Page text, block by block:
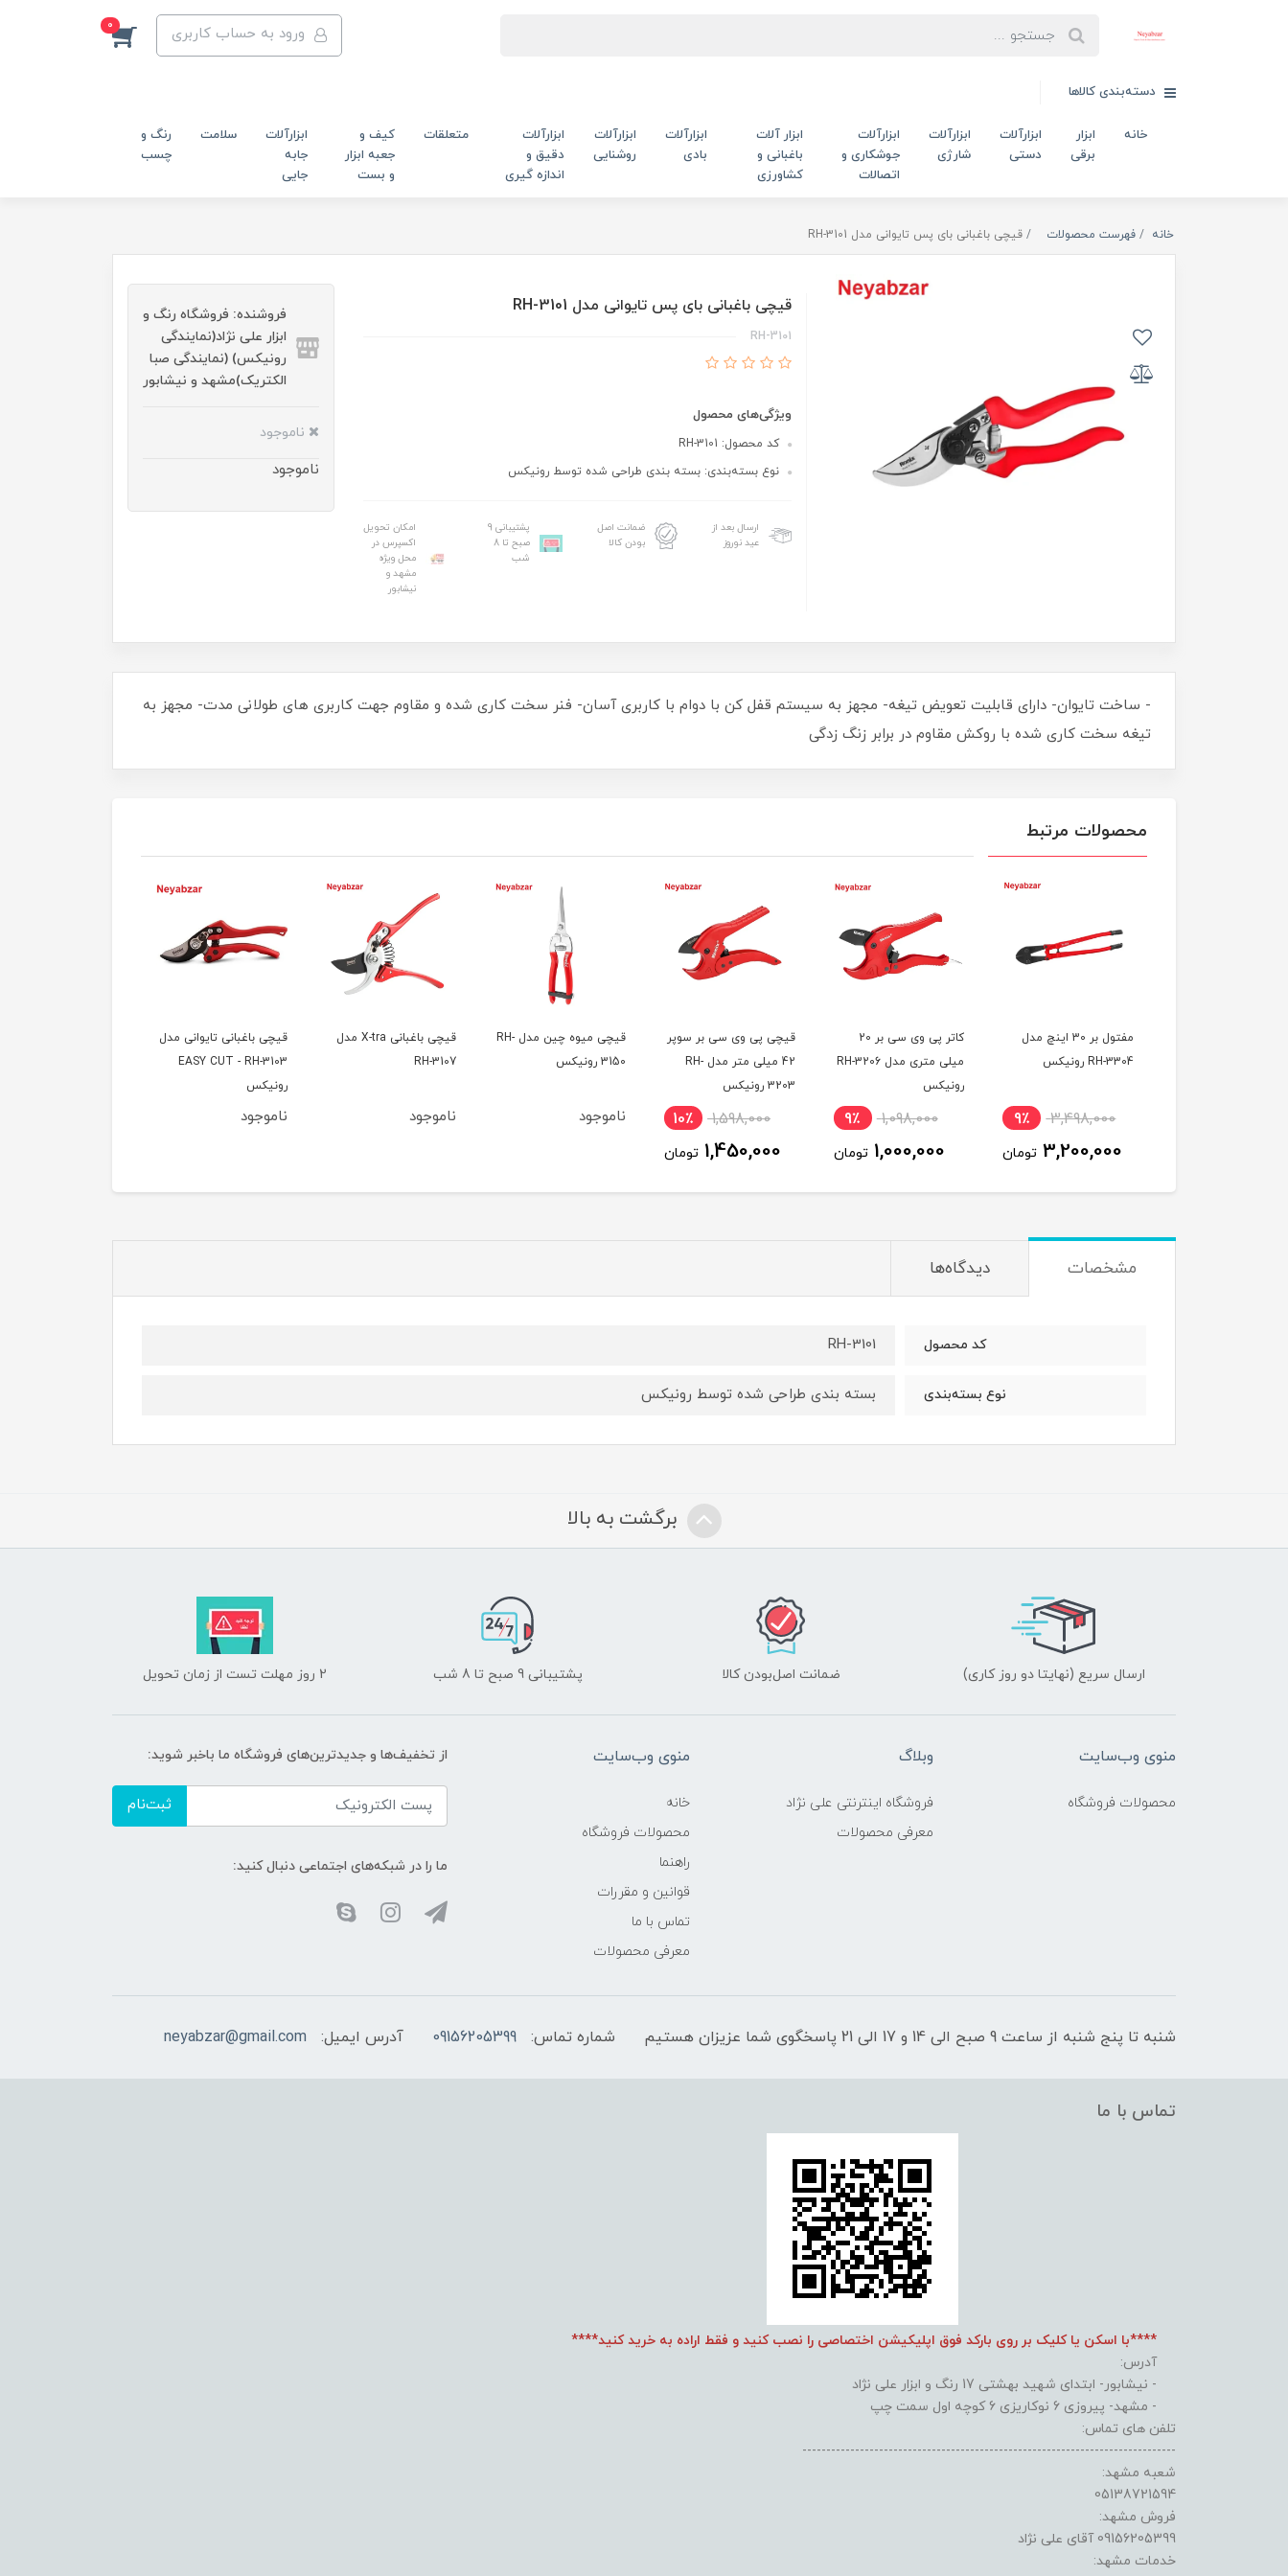
ورود به حساب کاربری 0
دسته‌بندی کالاها
خانه
ابزار
برقی
ابزارآلات
دستی
ابزارآلات
شارژی
ابزارآلات
جوشکاری و
اتصالات
ابزار آلات
باغبانی و
کشاورزی
ابزارآلات
بادی
ابزارآلات
روشنایی
ابزارآلات
دقیق و
اندازه گیری
متعلقات
کیف و
جعبه ابزار
و بست
ابزارآلات
جابه
جایی
سلامت
رنگ و
چسب
خانه فهرست محصولات قیچی باغبانی بای پس تایوانی مدل RH-3101
قیچی باغبانی بای پس تایوانی مدل RH-3101
RH-3101
ویژگی‌های محصول
کد محصول: RH-3101
نوع بسته‌بندی: بسته ‌بندی طراحی شده توسط رونیکس
ارسال بعد از
عید نوروز
ضمانت اصل
بودن کالا
پشتیبانی 9
صبح تا 8
شب
امکان تحویل
اکسپرس در
محل ویژه
مشهد و
نیشابور
فروشنده: فروشگاه رنگ و
ابزار علی نژاد(نمایندگی
رونیکس) (نمایندگی صبا
الکتریک)مشهد و نیشابور
ناموجود
ناموجود
- ساخت تایوان- دارای قابلیت تعویض تیغه- مجهز به سیستم قفل کن با دوام با کاربری آسان- فنر سخت کاری شده و مقاوم جهت کاربری های طولانی مدت- مجهز به
تیغه سخت کاری شده با روکش مقاوم در برابر زنگ زدگی
محصولات مرتبط
مفتول بر 30 اینچ مدل
RH-3304 رونیکس
3,498,000 9٪
3,200,000 تومان
کاتر پی وی سی بر 20
میلی متری مدل RH-3206
رونیکس
1,098,000 9٪
1,000,000 تومان
قیچی پی وی سی بر سوپر
42 میلی متر مدل RH-
3203 رونیکس
1,598,000 10٪
1,450,000 تومان
قیچی میوه چین مدل RH-
3150 رونیکس
ناموجود
قیچی باغبانی X-tra مدل
RH-3107
ناموجود
قیچی باغبانی تایوانی مدل
EASY CUT - RH-3103
رونیکس
ناموجود
مشخصات دیدگاه‌ها
کد محصول RH-3101
نوع بسته‌بندی بسته ‌بندی طراحی شده توسط رونیکس
برگشت به بالا
ارسال سریع (نهایتا دو روز کاری) ضمانت اصل‌بودن کالا پشتیبانی 9 صبح تا 8 شب 2 روز مهلت تست از زمان تحویل
منوی وب‌سایت
محصولات فروشگاه
وبلاگ
فروشگاه اینترنتی علی نژاد
معرفی محصولات
منوی وب‌سایت
خانه
محصولات فروشگاه
راهنما
قوانین و مقررات
تماس با ما
معرفی محصولات
از تخفیف‌ها و جدیدترین‌های فروشگاه ما باخبر شوید:
ثبت‌نام
ما را در شبکه‌های اجتماعی دنبال کنید:
شنبه تا پنج شنبه از ساعت 9 صبح الی 14 و 17 الی 21 پاسخگوی شما عزیزان هستیم شماره تماس: 09156205399 آدرس ایمیل: neyabzar@gmail.com
تماس با ما
****با اسکن یا کلیک بر روی بارکد فوق اپلیکیشن اختصاصی را نصب کنید و فقط اراده به خرید کنید****
آدرس:
- نیشابور- ابتدای شهید بهشتی 17 رنگ و ابزار علی نژاد
- مشهد- پیروزی 6 نوکاریزی 6 کوچه اول سمت چپ
تلفن های تماس:
------------------------------------------------------------------------------
شعبه مشهد:
05138721594
فروش مشهد:
09156205399 آقای علی نژاد
خدمات مشهد: